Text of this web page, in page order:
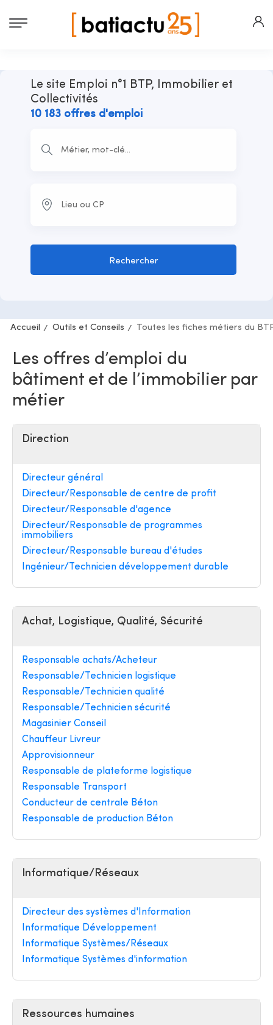
Le site Emploi n°1 BTP, Immobilier et
Collectivités
10 183 offres d'emploi
Rechercher
Accueil Outils et Conseils Toutes les fiches métiers du
Les offres d’emploi du
bâtiment et de l’immobilier par
métier
Direction
Directeur général
Directeur/Responsable de centre de profit
Directeur/Responsable d'agence
Directeur/Responsable de programmes
immobiliers
Directeur/Responsable bureau d'études
Ingénieur/Technicien développement durable
Achat, Logistique, Qualité, Sécurité
Responsable achats/Acheteur
Responsable/Technicien logistique
Responsable/Technicien qualité
Responsable/Technicien sécurité
Magasinier Conseil
Chauffeur Livreur
Approvisionneur
Responsable de plateforme logistique
Responsable Transport
Conducteur de centrale Béton
Responsable de production Béton
Informatique/Réseaux
Directeur des systèmes d'Information
Informatique Développement
Informatique Systèmes/Réseaux
Informatique Systèmes d'information
Ressources humaines